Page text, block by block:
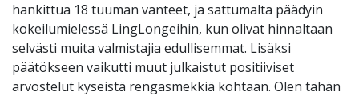
hankittua 18 tuuman vanteet, ja sattumalta päädyin
kokeilumielessä LingLongeihin, kun olivat hinnaltaan
selvästi muita valmistajia edullisemmat. Lisäksi
päätökseen vaikutti muut julkaistut positiiviset
arvostelut kyseistä rengasmekkiä kohtaan. Olen tähän